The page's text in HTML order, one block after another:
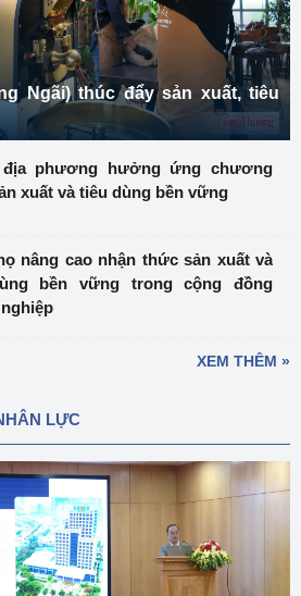
Ngãi) thúc đẩy sản xuất, tiêu
địa phương hưởng ứng chương
xuất và tiêu dùng bền vững
nâng cao nhận thức sản xuất và
bền vững trong cộng đồng
XEM THÊM »
LỰC